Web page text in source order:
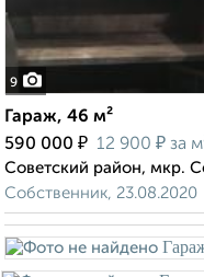
9
Гараж, 46 м²
590 000 ₽ 12 900 ₽ за
Советский район, мкр.
Собственник, 23.08.2020